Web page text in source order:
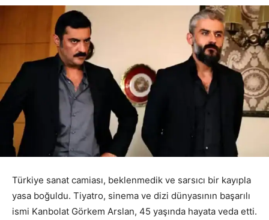
Türkiye sanat camiası, beklenmedik ve sarsıcı bir kayıpla
yasa boğuldu. Tiyatro, sinema ve dizi dünyasının başarılı
ismi Kanbolat Görkem Arslan, 45 yaşında hayata veda etti.